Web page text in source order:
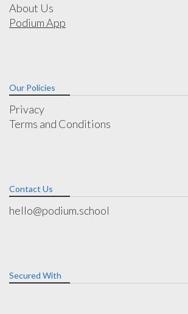
About Us
Podium App
Our Policies
Privacy
Terms and Conditions
Contact Us
hello@podium.school
Secured With